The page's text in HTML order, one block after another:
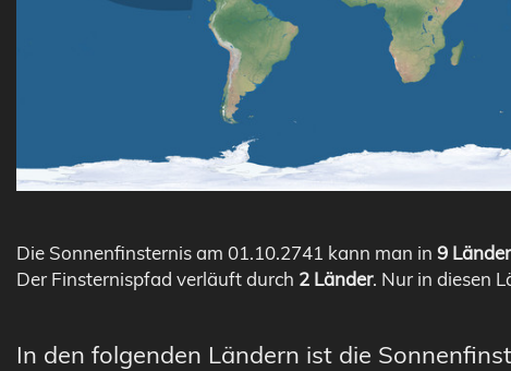
Die Sonnenfinsternis am 01.10.2741 kann man in 9
Der Finsternispfad verläuft durch 2 Länder. Nur in diesen
In den folgenden Ländern ist die